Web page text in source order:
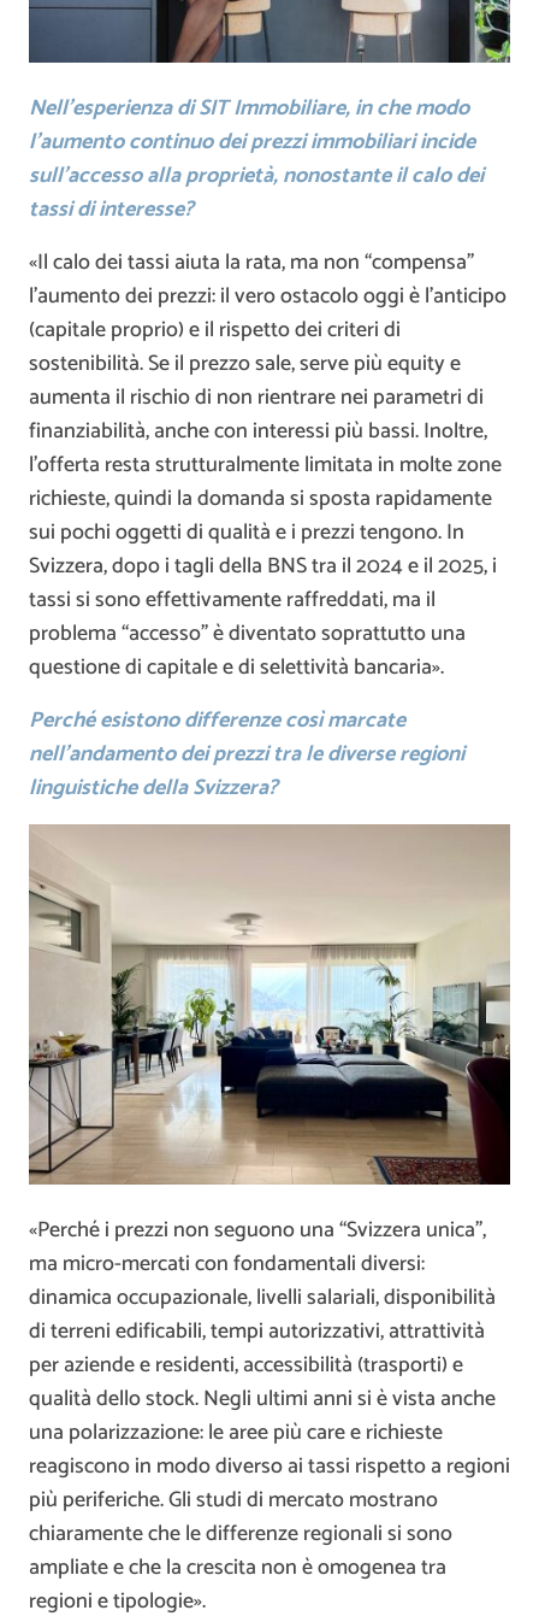
Nell’esperienza di SIT Immobiliare, in che modo
l’aumento continuo dei prezzi immobiliari incide
sull’accesso alla proprietà, nonostante il calo dei
tassi di interesse?
«Il calo dei tassi aiuta la rata, ma non “compensa”
l’aumento dei prezzi: il vero ostacolo oggi è l’anticipo
(capitale proprio) e il rispetto dei criteri di
sostenibilità. Se il prezzo sale, serve più equity e
aumenta il rischio di non rientrare nei parametri di
finanziabilità, anche con interessi più bassi. Inoltre,
l’offerta resta strutturalmente limitata in molte zone
richieste, quindi la domanda si sposta rapidamente
sui pochi oggetti di qualità e i prezzi tengono. In
Svizzera, dopo i tagli della BNS tra il 2024 e il 2025, i
tassi si sono effettivamente raffreddati, ma il
problema “accesso” è diventato soprattutto una
questione di capitale e di selettività bancaria».
Perché esistono differenze così marcate
nell’andamento dei prezzi tra le diverse regioni
linguistiche della Svizzera?
«Perché i prezzi non seguono una “Svizzera unica”,
ma micro-mercati con fondamentali diversi:
dinamica occupazionale, livelli salariali, disponibilità
di terreni edificabili, tempi autorizzativi, attrattività
per aziende e residenti, accessibilità (trasporti) e
qualità dello stock. Negli ultimi anni si è vista anche
una polarizzazione: le aree più care e richieste
reagiscono in modo diverso ai tassi rispetto a regioni
più periferiche. Gli studi di mercato mostrano
chiaramente che le differenze regionali si sono
ampliate e che la crescita non è omogenea tra
regioni e tipologie».